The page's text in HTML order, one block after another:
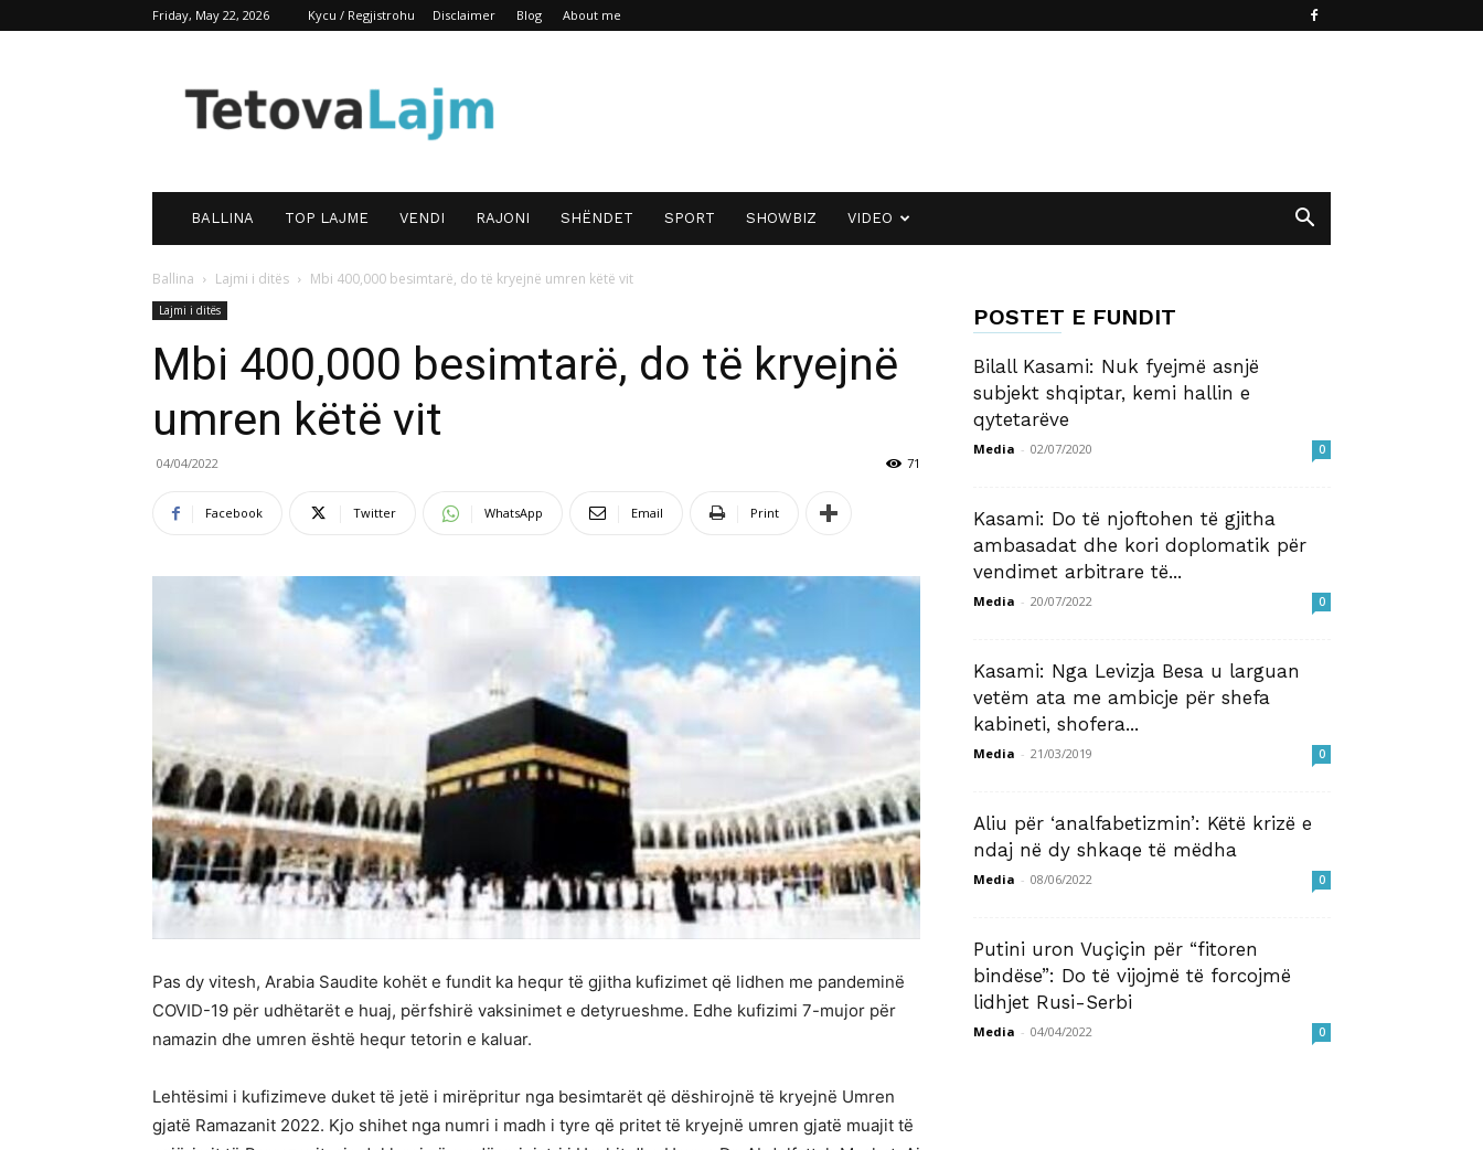
Friday, May 22, 2026 Kycu / Regjistrohu Disclaimer Blog About me
BALLINA TOP LAJME VENDI RAJONI SHËNDET SPORT SHOWBIZ VIDEO
Ballina Lajmi i ditës Mbi 400,000 besimtarë, do të kryejnë umren këtë vit
Lajmi i ditës
Mbi 400,000 besimtarë, do të kryejnë
umren këtë vit
04/04/2022 71
Facebook Twitter WhatsApp Email Print
Pas dy vitesh, Arabia Saudite kohët e fundit ka hequr të gjitha kufizimet që lidhen me pandeminë
COVID-19 për udhëtarët e huaj, përfshirë vaksinimet e detyrueshme. Edhe kufizimi 7-mujor për
namazin dhe umren është hequr tetorin e kaluar.
Lehtësimi i kufizimeve duket të jetë i mirëpritur nga besimtarët që dëshirojnë të kryejnë Umren
gjatë Ramazanit 2022. Kjo shihet nga numri i madh i tyre që pritet të kryejnë umren gjatë muajit të
POSTET E FUNDIT
Bilall Kasami: Nuk fyejmë asnjë
subjekt shqiptar, kemi hallin e
qytetarëve
Media - 02/07/2020 0
Kasami: Do të njoftohen të gjitha
ambasadat dhe kori doplomatik për
vendimet arbitrare të...
Media - 20/07/2022 0
Kasami: Nga Levizja Besa u larguan
vetëm ata me ambicje për shefa
kabineti, shofera...
Media - 21/03/2019 0
Aliu për ‘analfabetizmin’: Këtë krizë e
ndaj në dy shkaqe të mëdha
Media - 08/06/2022 0
Putini uron Vuçiçin për “fitoren
bindëse”: Do të vijojmë të forcojmë
lidhjet Rusi-Serbi
Media - 04/04/2022 0